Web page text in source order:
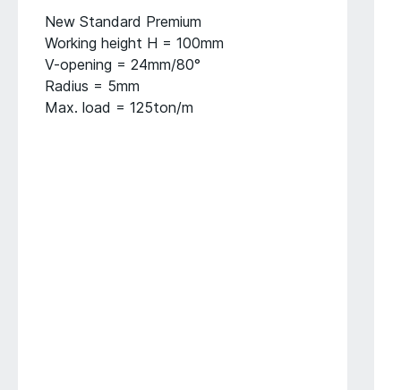
New Standard Premium
Working height H = 100mm
V-opening = 24mm/80°
Radius = 5mm
Max. load = 125ton/m